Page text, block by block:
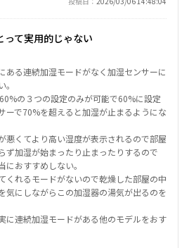
て実用的じゃない
ある連続加湿モードがなく加湿センサーに
の３つの設定のみが可能で60%に設定
ーで70%を超えると加湿が止まるようにな
悪くてより高い湿度が表示されるので部屋
ず加湿が始まったり止まったりするので
おすすめしない。
くれるモードがないので乾燥した部屋の中
気にしながらこの加湿器の湯気が出るのを
に連続加湿モードがある他のモデルをおす